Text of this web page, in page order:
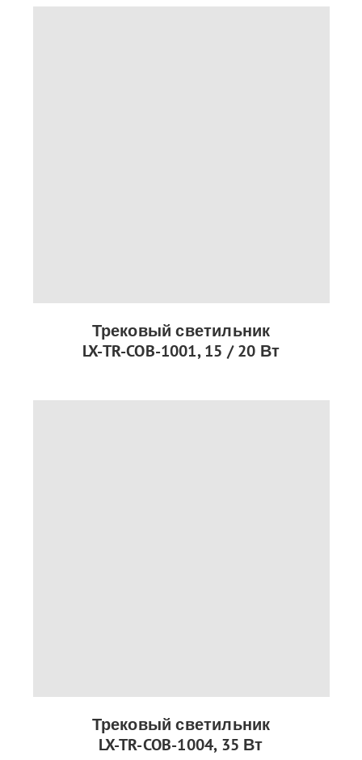
Трековый светильник
LX-TR-COB-1001, 15 / 20 Вт
Трековый светильник
LX-TR-COB-1004, 35 Вт